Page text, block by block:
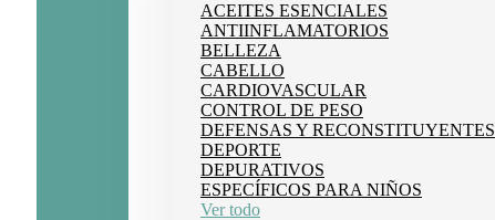
ACEITES ESENCIALES
ANTIINFLAMATORIOS
BELLEZA
CABELLO
CARDIOVASCULAR
CONTROL DE PESO
DEFENSAS Y RECONSTITUYENTES
DEPORTE
DEPURATIVOS
ESPECÍFICOS PARA NIÑOS
Ver todo